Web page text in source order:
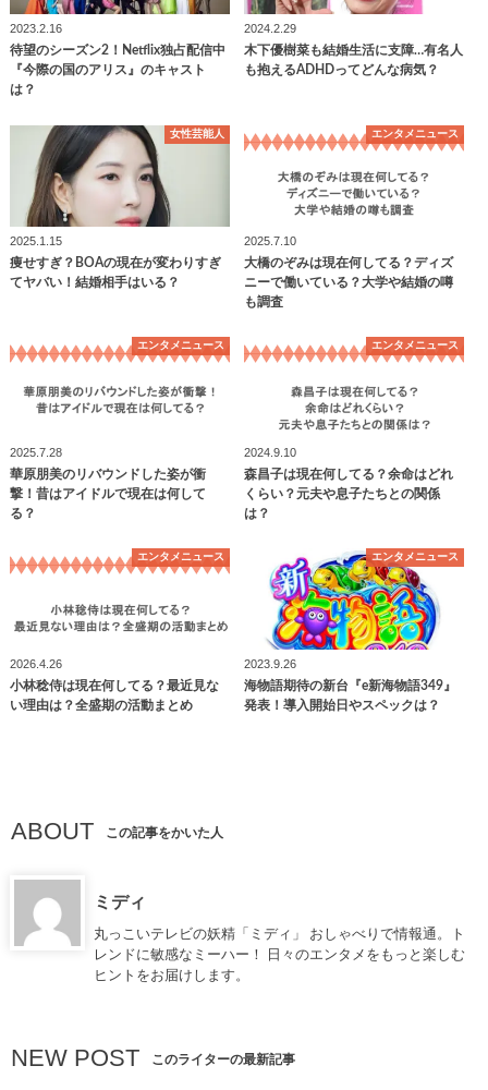
2023.2.16
待望のシーズン2！Netflix独占配信中
『今際の国のアリス』のキャスト
は？
2024.2.29
木下優樹菜も結婚生活に支障…有名人
も抱えるADHDってどんな病気？
女性芸能人
2025.1.15
痩せすぎ？BOAの現在が変わりすぎ
てヤバい！結婚相手はいる？
エンタメニュース
2025.7.10
大橋のぞみは現在何してる？ディズ
ニーで働いている？大学や結婚の噂
も調査
エンタメニュース
2025.7.28
華原朋美のリバウンドした姿が衝
撃！昔はアイドルで現在は何して
る？
エンタメニュース
2024.9.10
森昌子は現在何してる？余命はどれ
くらい？元夫や息子たちとの関係
は？
エンタメニュース
2026.4.26
小林稔侍は現在何してる？最近見な
い理由は？全盛期の活動まとめ
エンタメニュース
2023.9.26
海物語期待の新台『e新海物語349』
発表！導入開始日やスペックは？
ABOUT この記事をかいた人
ミディ
丸っこいテレビの妖精「ミディ」 おしゃべりで情報通。ト
レンドに敏感なミーハー！ 日々のエンタメをもっと楽しむ
ヒントをお届けします。
NEW POST このライターの最新記事